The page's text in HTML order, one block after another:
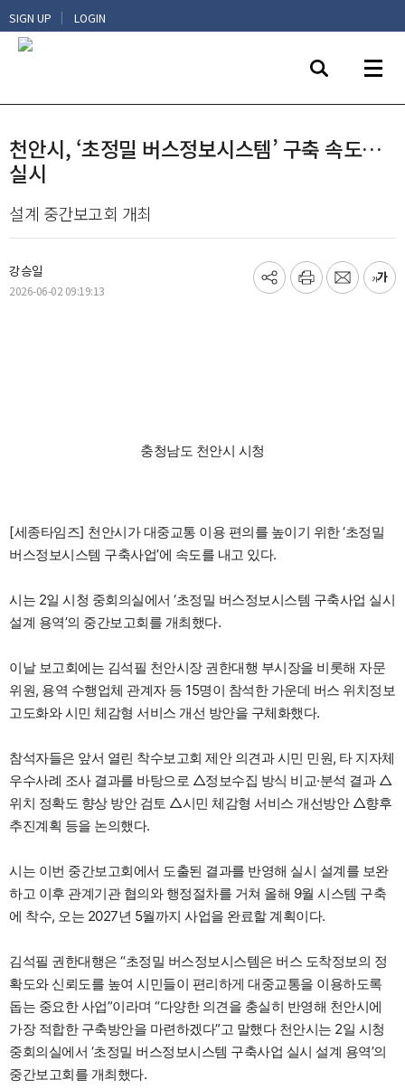
SIGN UP | LOGIN
천안시, ‘초정밀 버스정보시스템’ 구축 속도…
실시
설계 중간보고회 개최
강승일
2026-06-02 09:19:13
기
프
메
글
충청남도 천안시 시청
[세종타임즈] 천안시가 대중교통 이용 편의를 높이기 위한 ‘초정밀
버스정보시스템 구축사업’에 속도를 내고 있다.
시는 2일 시청 중회의실에서 ‘초정밀 버스정보시스템 구축사업 실시
설계 용역’의 중간보고회를 개최했다.
이날 보고회에는 김석필 천안시장 권한대행 부시장을 비롯해 자문
위원, 용역 수행업체 관계자 등 15명이 참석한 가운데 버스 위치정보
고도화와 시민 체감형 서비스 개선 방안을 구체화했다.
참석자들은 앞서 열린 착수보고회 제안 의견과 시민 민원, 타 지자체
우수사례 조사 결과를 바탕으로 △정보수집 방식 비교·분석 결과 △
위치 정확도 향상 방안 검토 △시민 체감형 서비스 개선방안 △향후
추진계획 등을 논의했다.
시는 이번 중간보고회에서 도출된 결과를 반영해 실시 설계를 보완
하고 이후 관계기관 협의와 행정절차를 거쳐 올해 9월 시스템 구축
에 착수, 오는 2027년 5월까지 사업을 완료할 계획이다.
김석필 권한대행은 “초정밀 버스정보시스템은 버스 도착정보의 정
확도와 신뢰도를 높여 시민들이 편리하게 대중교통을 이용하도록
돕는 중요한 사업”이라며 “다양한 의견을 충실히 반영해 천안시에
가장 적합한 구축방안을 마련하겠다”고 말했다 천안시는 2일 시청
중회의실에서 ‘초정밀 버스정보시스템 구축사업 실시 설계 용역’의
중간보고회를 개최했다.